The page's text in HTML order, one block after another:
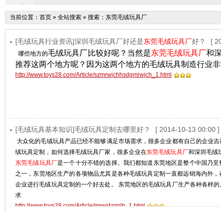
当前位置： 首页 » 全站搜索 » 搜索：东莞毛绒玩具厂
[毛绒玩具行业资讯]深圳毛绒玩具厂好还是东莞毛绒玩具厂好？ [
哪些地方的毛绒玩具厂比较好呢？当然是东莞毛绒玩具厂和
推荐这两个地方呢？因为这两个地方的毛绒玩具制造行业
http://www.toys28.com/Article/szmrwjchhsdgmrwjch_1.html
[毛绒玩具基本知识]毛绒玩具定制去哪里好？ [ 2014-10-13 00:00 ]
大众化的毛绒玩具产品已经不能够满足市场需求，很多企业都有自己的企业
绒玩具定制，如何选择毛绒玩具厂家，很多企业在东莞毛绒玩具厂和深圳毛绒
东莞毛绒玩具厂是一个十分不错的选择。我们都知道东莞地区是整个中国乃
之一，东莞地区生产的各项物品尤其是各种毛绒玩具定制一直都远销海内外
企业进行毛绒玩具定制的一个好去处。 东莞地区的毛绒玩具厂生产各种各样
求
http://www.toys28.com/Article/mrwjdzqnlh_1.html